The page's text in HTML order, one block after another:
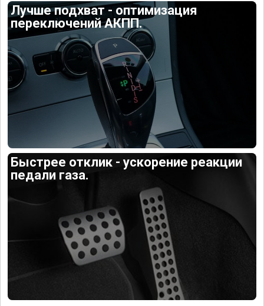
Лучше подхват - оптимизация
переключений АКПП.
Быстрее отклик - ускорение реакции
педали газа.